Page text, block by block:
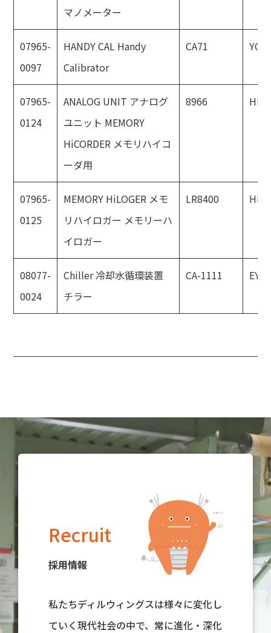
マノメーター
07965-
0097
HANDY CAL Handy
Calibrator
CA71
07965-
0124
ANALOG UNIT アナログ
ユニット MEMORY
HiCORDER メモリハイコ
ーダ用
8966
07965-
0125
MEMORY HiLOGER メモ
リハイロガー メモリーハ
イロガー
LR8400
08077-
0024
Chiller 冷却水循環装置
チラー
CA-1111
Recruit
採用情報
私たちディルウィングスは様々に変化し
ていく現代社会の中で、常に進化・深化